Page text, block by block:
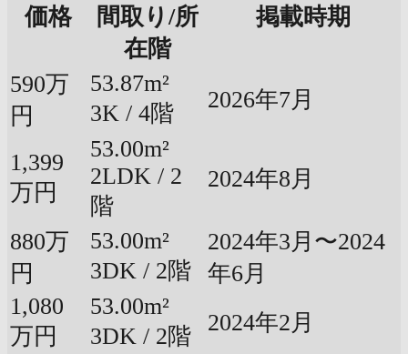
価格
間取り/所
在階
掲載時期
590万
円
53.87m²
3K / 4階
2026年7月
1,399
万円
53.00m²
2LDK / 2
階
2024年8月
880万
円
53.00m²
3DK / 2階
2024年3月〜2024
年6月
1,080
万円
53.00m²
3DK / 2階
2024年2月